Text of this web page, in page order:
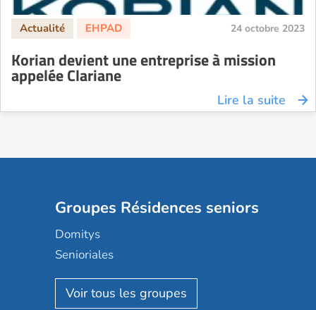
24 octobre 2023
Korian devient une entreprise à mission
appelée Clariane
Lire la suite
Groupes Résidences seniors
Domitys
Senioriales
Nohée
Les Résidentiels